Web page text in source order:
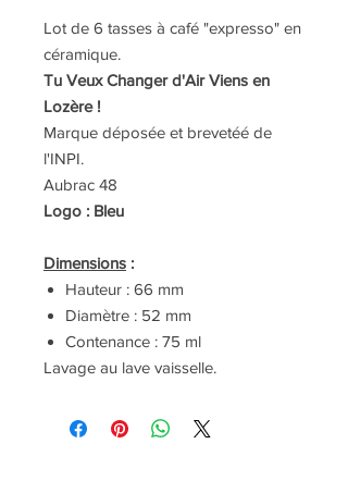
Lot de 6 tasses à café "expresso" en
céramique.
Tu Veux Changer d'Air Viens en
Lozère !
Marque déposée et brevetéé de
l'INPI.
Aubrac 48
Logo : Bleu
Dimensions :
Hauteur : 66 mm
Diamètre : 52 mm
Contenance : 75 ml
Lavage au lave vaisselle.